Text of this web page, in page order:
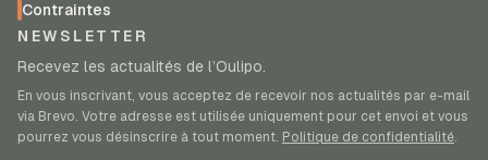
Contraintes
NEWSLETTER
Recevez les actualités de l’Oulipo.
En vous inscrivant, vous acceptez de recevoir nos actualités par e-mail
via Brevo. Votre adresse est utilisée uniquement pour cet envoi et vous
pourrez vous désinscrire à tout moment. Politique de confidentialité.